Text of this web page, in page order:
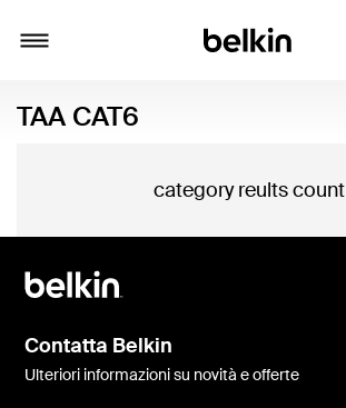
TAA CAT6
category reults count
Contatta Belkin
Ulteriori informazioni su novità e offerte